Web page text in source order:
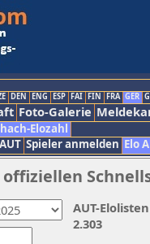
DEN ENG ESP FAI FIN FRA GER
Foto-Galerie
Elozahl
Spieler anmelden Elo
AUT-
2.303